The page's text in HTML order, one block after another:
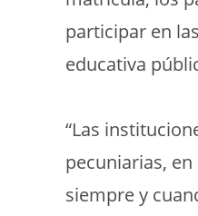
participar en
educativa
“Las
pecuniarias,
siempre y